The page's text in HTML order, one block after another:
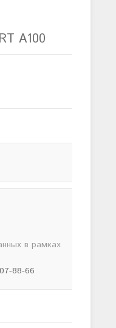
A100
в рамках
88-66